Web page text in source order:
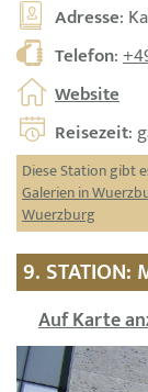
Adresse:
Telefon:
Website
Reisezeit:
Diese Station gibt
Galerien in
Wuerzburg
9. STATION:
Auf Karte